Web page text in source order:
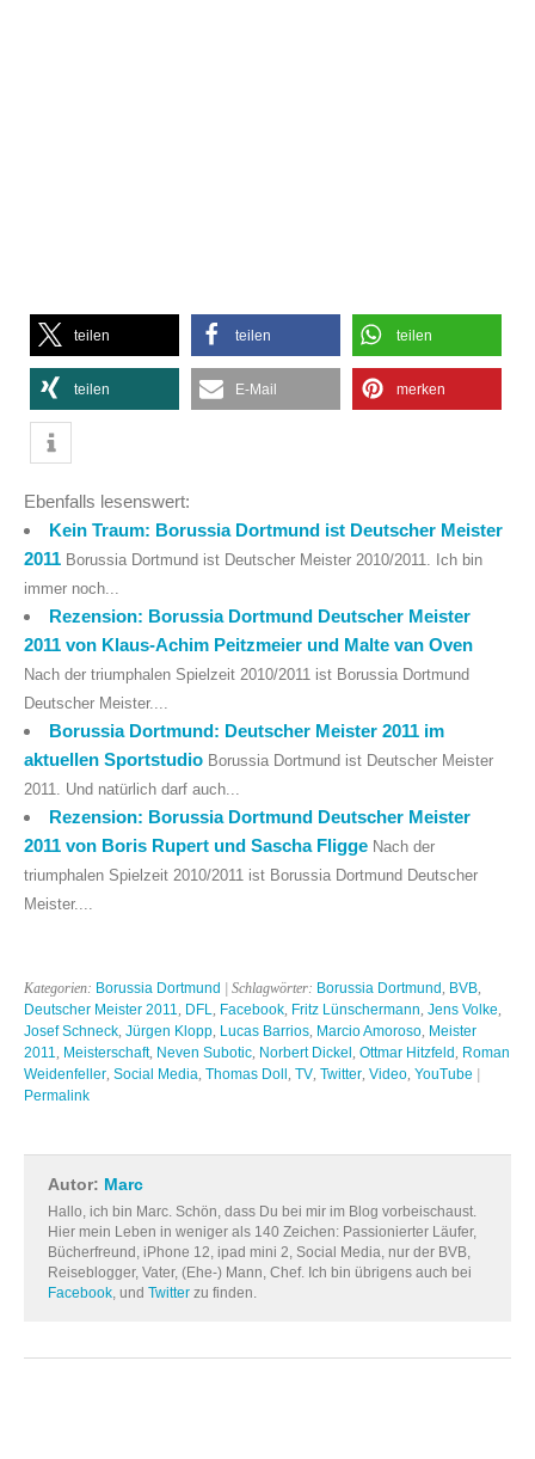
teilen teilen teilen
teilen E-Mail merken
Ebenfalls lesenswert:
Kein Traum: Borussia Dortmund ist Deutscher Meister
2011 Borussia Dortmund ist Deutscher Meister 2010/2011. Ich bin
immer noch...
Rezension: Borussia Dortmund Deutscher Meister
2011 von Klaus-Achim Peitzmeier und Malte van Oven
Nach der triumphalen Spielzeit 2010/2011 ist Borussia Dortmund
Deutscher Meister....
Borussia Dortmund: Deutscher Meister 2011 im
aktuellen Sportstudio Borussia Dortmund ist Deutscher Meister
2011. Und natürlich darf auch...
Rezension: Borussia Dortmund Deutscher Meister
2011 von Boris Rupert und Sascha Fligge Nach der
triumphalen Spielzeit 2010/2011 ist Borussia Dortmund Deutscher
Meister....
Kategorien: Borussia Dortmund | Schlagwörter: Borussia Dortmund , BVB,
Deutscher Meister 2011, DFL, Facebook, Fritz Lünschermann, Jens Volke,
Josef Schneck, Jürgen Klopp, Lucas Barrios, Marcio Amoroso, Meister
2011, Meisterschaft, Neven Subotic, Norbert Dickel , Ottmar Hitzfeld , Roman
Weidenfeller, Social Media, Thomas Doll , TV, Twitter, Video, YouTube
Permalink
Autor: Marc
Hallo, ich bin Marc. Schön, dass Du bei mir im Blog vorbeischaust.
Hier mein Leben in weniger als 140 Zeichen: Passionierter Läufer,
Bücherfreund, iPhone 12, ipad mini 2, Social Media, nur der BVB,
Reiseblogger, Vater, (Ehe-) Mann, Chef. Ich bin übrigens auch bei
Facebook, und Twitter zu finden.